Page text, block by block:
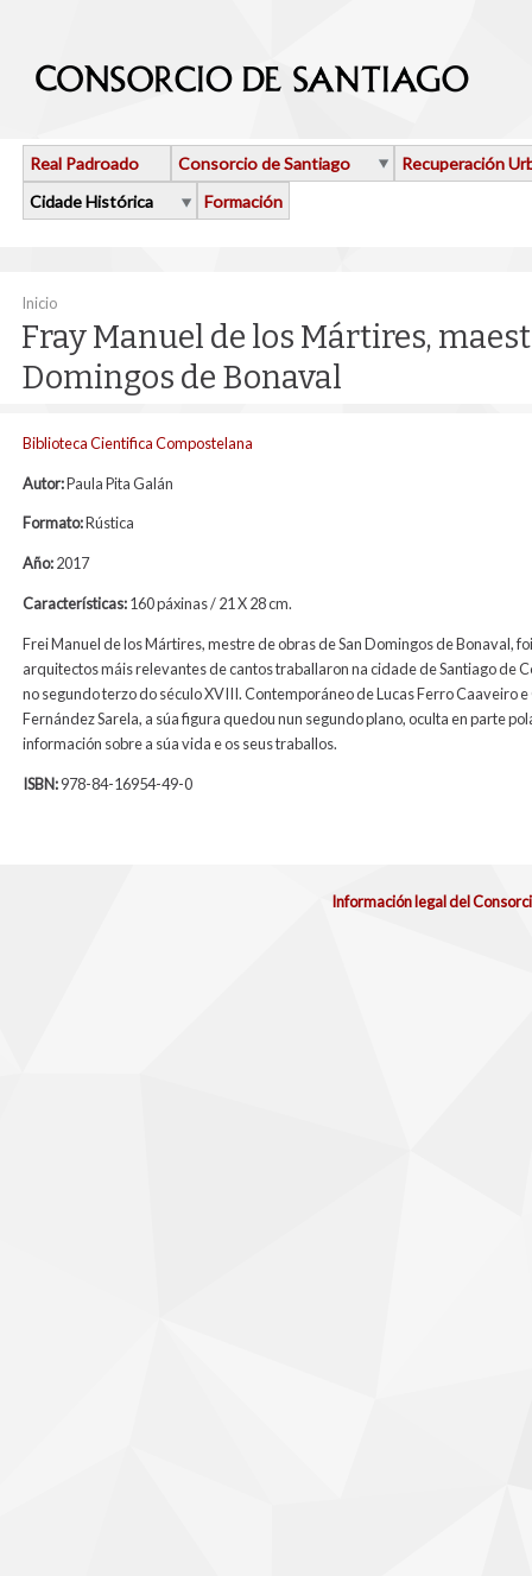
Real Padroado Consorcio de Santiago
Recuperación
Cidade Histórica
Formación
Vostede está aquí
Inicio
Fray Manuel de los Mártires,
Domingos de Bonaval
Biblioteca Cientifica Compostelana
Autor:Paula Pita Galán
Formato:Rústica
Año:2017
Características:160 páxinas / 21 X 28 cm.
Frei Manuel de los Mártires, mestre de obras de San Domingos de Bonaval,
arquitectos máis relevantes de cantos traballaron na cidade de Santiago de
no segundo terzo do século XVIII. Contemporáneo de Lucas Ferro Caaveiro
Fernández Sarela, a súa figura quedou nun segundo plano, oculta en parte
información sobre a súa vida e os seus traballos.
ISBN:978-84-16954-49-0
Información legal del